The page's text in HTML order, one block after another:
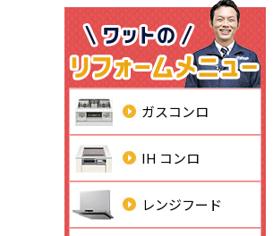
ガスコンロ
IH コンロ
レンジフード